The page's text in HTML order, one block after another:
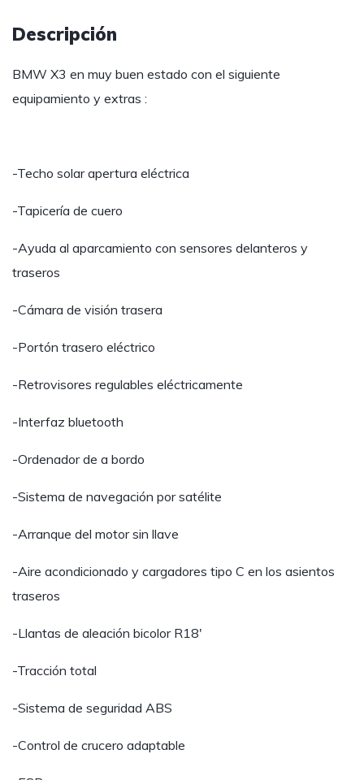
Descripción
BMW X3 en muy buen estado con el siguiente
equipamiento y extras :
-Techo solar apertura eléctrica
-Tapicería de cuero
-Ayuda al aparcamiento con sensores delanteros y
traseros
-Cámara de visión trasera
-Portón trasero eléctrico
-Retrovisores regulables eléctricamente
-Interfaz bluetooth
-Ordenador de a bordo
-Sistema de navegación por satélite
-Arranque del motor sin llave
-Aire acondicionado y cargadores tipo C en los asientos
traseros
-Llantas de aleación bicolor R18′
-Tracción total
-Sistema de seguridad ABS
-Control de crucero adaptable